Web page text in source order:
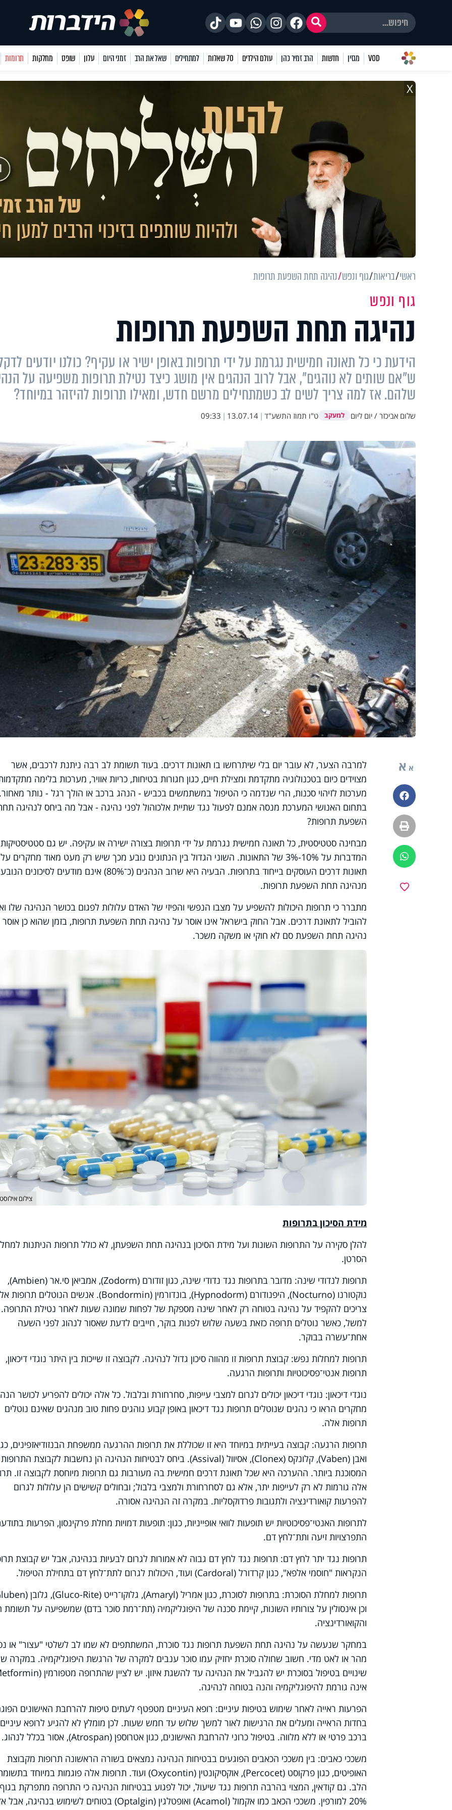
VOD מגזין חדשות הרב זמיר כהן עולם הילדים 70 שאלות למתחילים שאל את הרב זמני היום עלון שופס מחלקות תרומות
X
ראשי בריאות גוף ונפש נהיגה תחת השפעת תרופות
גוף ונפש
נהיגה תחת השפעת תרופות
הידעת כי כל תאונה חמישית נגרמת על ידי תרופות באופן ישיר או עקיף? כולנו יודעים
ש"אם שותים לא נוהגים", אבל לרוב הנהגים אין מושג כיצד נטילת תרופות משפיעה על
שלהם. אז למה צריך לשים לב כשמתחילים מרשם חדש, ומאילו תרופות להיזהר במיוחד?
שלום אביכזר / יום ליום למעקב ט"ו תמוז התשע"ד |
13.07.14
|
09:33
א א
פייסבוק
הדפסה
ווטסאפ
למרבה הצער, לא עובר יום בלי שיתרחשו בו תאונות דרכים. בעוד תשומת לב רבה ניתנת לרכבים, אשר
מצוידים כיום בטכנולוגיה מתקדמת ומצילת חיים, כגון חגורות בטיחות, כריות אוויר, מערכות בלימה
מערכות לזיהוי סכנות, הרי שנדמה כי הטיפול במשתמשים בכביש - הנהג ברכב או הולך רגל - נותר מאחור.
בתחום האנושי המערכת מנסה אמנם לפעול נגד שתיית אלכוהול לפני נהיגה - אבל מה ביחס לנהיגה
השפעת תרופות?
מבחינה סטטיסטית, כל תאונה חמישית נגרמת על ידי תרופות בצורה ישירה או עקיפה. יש גם סטטיסטיקות
המדברות על 10%-3% של התאונות. השוני הגדול בין הנתונים נובע מכך שיש רק מעט מאוד מחקרים על
תאונות דרכים העוסקים בייחוד בתרופות. הבעיה היא שרוב הנהגים (כ־80%) אינם מודעים לסיכונים
מנהיגה תחת השפעת תרופות.
מתברר כי תרופות היכולות להשפיע על מצבו הנפשי והפיזי של האדם עלולות לפגום בכושר הנהיגה שלו
להוביל לתאונת דרכים. אבל החוק בישראל אינו אוסר על נהיגה תחת השפעת תרופות, בזמן שהוא כן
נהיגה תחת השפעת סם לא חוקי או משקה משכר.
צילום
מידת הסיכון בתרופות
להלן סקירה על התרופות השונות ועל מידת הסיכון בנהיגה תחת השפעתן, לא כולל תרופות הניתנות
הסרטן.
תרופות לנדודי שינה: מדובר בתרופות נגד נדודי שינה, כגון זודורם (Zodorm), אמביאן סי.אר (Ambien
),
נוקטורנו (Nocturno), היפנודורם (Hypnodorm), בונדורמין (Bondormin). אנשים הנוטלים תרופות
צריכים להקפיד על נהיגה בטוחה רק לאחר שינה מספקת של לפחות שמונה שעות לאחר נטילת התרופה.
למשל, כאשר נוטלים תרופה כזאת בשעה שלוש לפנות בוקר, חייבים לדעת שאסור לנהוג לפני השעה
אחת־עשרה בבוקר.
תרופות למחלות נפש: קבוצת תרופות זו מהווה סיכון גדול לנהיגה. לקבוצה זו שייכות בין היתר נוגדי דיכאון,
תרופות אנטי־פסיכוטיות ותרופות הרגעה.
נוגדי דיכאון: נוגדי דיכאון יכולים לגרום למצבי עייפות, סחרחורת ובלבול. כל אלה יכולים להפריע לכושר
מחקרים הראו כי נהגים שנוטלים תרופות נגד דיכאון באופן קבוע נוהגים פחות טוב מנהגים שאינם נוטלים
תרופות אלה.
תרופות הרגעה: קבוצה בעייתית במיוחד היא זו שכוללת את תרופות ההרגעה ממשפחת הבנזודיאזפינים,
ואבן (Vaben), קלונקס (Clonex), אסיוול (Assival). ביחס לבטיחות הנהיגה הן נחשבות לקבוצת התרופות
המסוכנת ביותר. ההערכה היא שכל תאונת דרכים חמישית בה מעורבות גם תרופות מיוחסת לקבוצה זו.
אלה גורמות לא רק לעייפות יתר, אלא גם לסחרחורת ולמצבי בלבול; ובחולים קשישים הן עלולות לגרום
להפרעות קואורדינציה ולתגובות פרדוקסליות. במקרה זה הנהיגה אסורה.
לתרופות האנטי־פסיכוטיות יש תופעות לוואי אופייניות, כגון: תופעות דמויות מחלת פרקינסון, הפרעות
התפרצויות זיעה ותת־לחץ דם.
תרופות נגד יתר לחץ דם: תרופות נגד לחץ דם גבוה לא אמורות לגרום לבעיות בנהיגה, אבל יש קבוצת
הנקראות "חוסמי אלפא", כגון קרדורל (Cardoral) ועוד, היכולות לגרום לתת־לחץ דם בתחילת הטיפול.
תרופות למחלת הסוכרת: בתרופות לסוכרת, כגון אמריל (Amaryl), גלוקו־רייט (Gluco-Rite), גלובן (
וכן אינסולין על צורותיו השונות, קיימת סכנה של היפוגליקמיה (תת־רמת סוכר בדם) שמשפיעה על
והקואורדינציה.
במחקר שנעשה על נהיגה תחת השפעת תרופות נגד סוכרת, המשתתפים לא שמו לב לשלטי "עצור" או
מהר או לאט מדי. חשוב שחולה סוכרת יחזיק עמו סוכר ענבים למקרה של הרגשת היפוגליקמיה. במקרה
שינויים בטיפול בסוכרת יש להגביל את הנהיגה עד להשגת איזון. יש לציין שהתרופה מטפורמין (
אינה גורמת להיפוגליקמיה והנה בטוחה לנהיגה.
הפרעות ראייה לאחר שימוש בטיפות עיניים: רופא העיניים מטפטף לעתים טיפות להרחבת האישונים
בחדות הראייה ומעלים את הרגישות לאור למשך שלוש עד חמש שעות. לכן מומלץ לא להגיע לרופא עיניים
ברכב פרטי או ללא מלווה. בטיפול כרוני להרחבת האישונים, כגון אטרוספן (Atrospan), אסור בכלל לנהוג.
משככי כאבים: בין משככי הכאבים הפוגעים בבטיחות הנהיגה נמצאים בשורה הראשונה תרופות מקבוצת
האופיטים, כגון פרקוסט (Percocet), אוקסיקונטין (Oxycontin) ועוד. תרופות אלה פוגמות במיוחד
הלב. גם קודאין, המצוי בהרבה תרופות נגד שיעול, יכול לפגוע בבטיחות הנהיגה כי התרופה מתפרקת
20% למורפין. משככי הכאב כמו אקמול (
Acamol) ואופטלגין (Optalgin) בטוחים לשימוש בנהיגה, אבל